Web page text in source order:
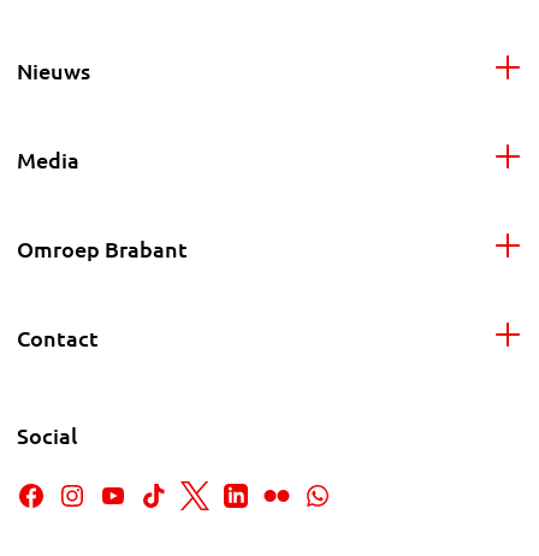
Nieuws
Media
Omroep Brabant
Contact
Social